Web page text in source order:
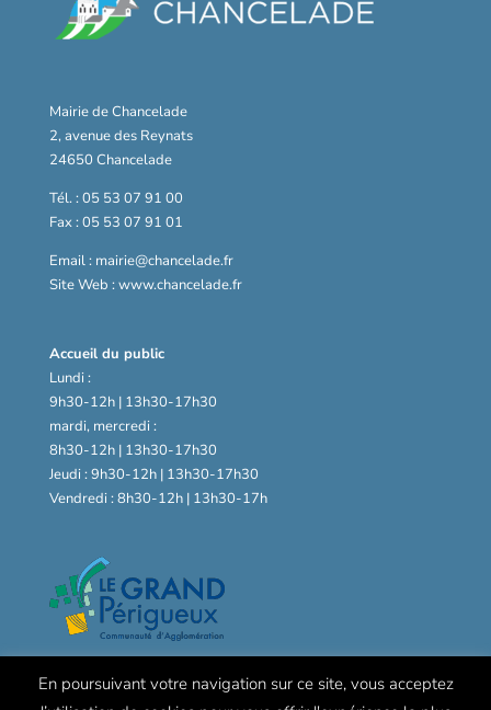
Mairie de Chancelade
2, avenue des Reynats
24650 Chancelade
Tél. : 05 53 07 91 00
Fax : 05 53 07 91 01
Email : mairie@chancelade.fr
Site Web : www.chancelade.fr
Accueil du public
Lundi :
9h30-12h | 13h30-17h30
mardi, mercredi :
8h30-12h | 13h30-17h30
Jeudi : 9h30-12h | 13h30-17h30
Vendredi : 8h30-12h | 13h30-17h
En poursuivant votre navigation sur ce site, vous acceptez